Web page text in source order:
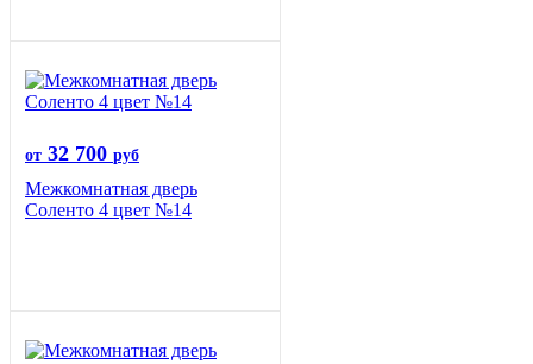
от 32 700 руб
Межкомнатная дверь
Соленто 4 цвет №14